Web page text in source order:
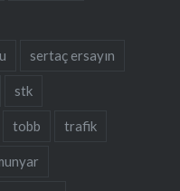
sertaç ersayın
stk
tobb trafik